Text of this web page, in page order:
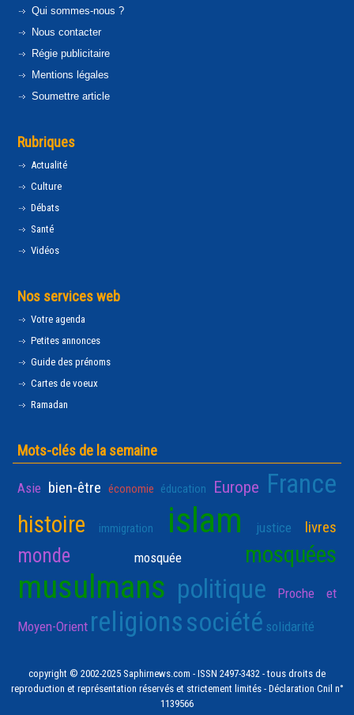
Qui sommes-nous ?
Nous contacter
Régie publicitaire
Mentions légales
Soumettre article
Rubriques
Actualité
Culture
Débats
Santé
Vidéos
Nos services web
Votre agenda
Petites annonces
Guide des prénoms
Cartes de voeux
Ramadan
Mots-clés de la semaine
Asie bien-être économie éducation Europe France
histoire immigration islam justice livres
monde mosquée mosquées
musulmans politique Proche et
Moyen-Orient religionssociété solidarité
copyright © 2002-2025 Saphirnews.com - ISSN 2497-3432 - tous droits de
reproduction et représentation réservés et strictement limités - Déclaration Cnil n°
1139566